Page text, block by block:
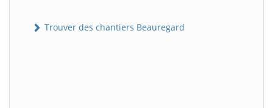
Trouver des chantiers Beauregard